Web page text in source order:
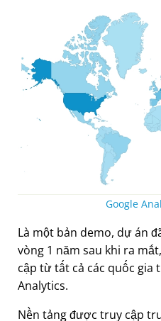
Google
Là một bản demo, dự án
vòng 1 năm sau khi ra
cập từ tất cả các quốc
Analytics.
Nền tảng được truy cập